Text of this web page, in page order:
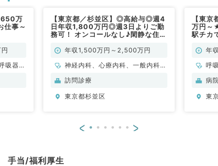
万
仕事～
吸器内
【東京都／杉並区】◎高給与◎週4
日年収1,800万円◎週3日よりご勤
務可！ オンコールなし♪閑静な住宅
常勤）年収1,500万円～2,500万円
神経内科、心療内科、一般内科、
循環器内科、呼吸器内科、消化器
科、老年内科、膠原病科
訪問診療
東京都杉並区
【東
万円～
駅チカ
年
呼
病
東
< >
手当/福利厚生